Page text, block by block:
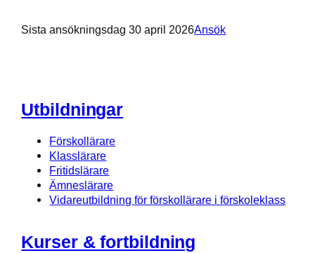
Sista ansökningsdag 30 april 2026Ansök
Utbildningar
Förskollärare
Klasslärare
Fritidslärare
Ämneslärare
Vidareutbildning för förskollärare i förskoleklass
Kurser & fortbildning